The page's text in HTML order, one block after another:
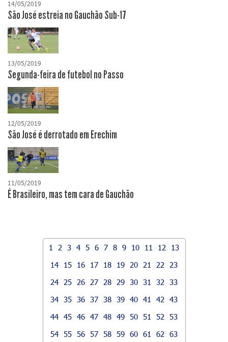
14/05/2019
São José estreia no Gauchão Sub-17
13/05/2019
Segunda-feira de futebol no Passo
12/05/2019
São José é derrotado em Erechim
11/05/2019
É Brasileiro, mas tem cara de Gauchão
1 2 3 4 5 6 7 8 9 10 11 12
13
14
15 16 17 18 19 20 21 22
23
24
25 26 27 28 29 30 31 32
33
34 35 36 37 38 39 40 41 42
43
44 45 46 47 48 49 50 51 52
53
54 55 56 57 58 59 60 61 62
63